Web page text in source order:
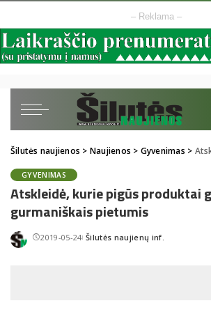
– Reklama –
Šilutės naujienos > Naujienos > Gyvenimas >
GYVENIMAS
Atskleidė, kurie pigūs produktai
gurmaniškais pietumis
2019-05-24Posted
Šilutės naujienų inf.